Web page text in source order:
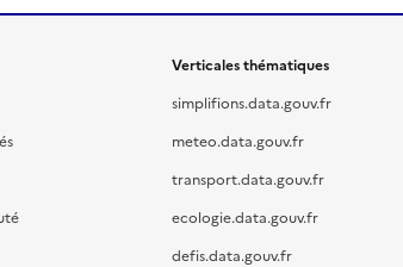
Verticales thématiques
simplifions.data.gouv.fr
meteo.data.gouv.fr
transport.data.gouv.fr
ecologie.data.gouv.fr
defis.data.gouv.fr